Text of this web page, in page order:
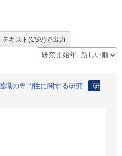
職の専門性に関する研究
研